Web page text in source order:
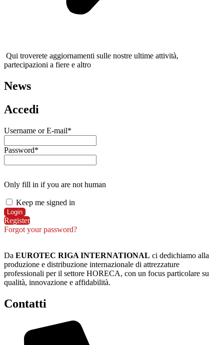
Qui troverete aggiornamenti sulle nostre ultime attività,
partecipazioni a fiere e altro
News
Accedi
Username or E-mail*
Password*
Only fill in if you are not human
Keep me signed in
Register
Forgot your password?
Da EUROTEC RIGA INTERNATIONAL ci dedichiamo alla
produzione e distribuzione internazionale di attrezzature
professionali per il settore HORECA, con un focus particolare su
qualità, innovazione e affidabilità.
Contatti